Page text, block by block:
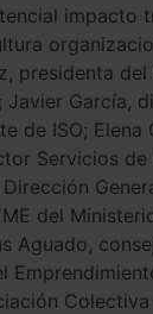
impacto
presidenta
Javier García,
de ISO; Elena
Servicios de
del
Aguado,